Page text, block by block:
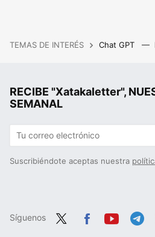
TEMAS DE INTERÉS Chat GPT
RECIBE "Xatakaletter",
SEMANAL
Suscribiéndote aceptas nuestra
Síguenos